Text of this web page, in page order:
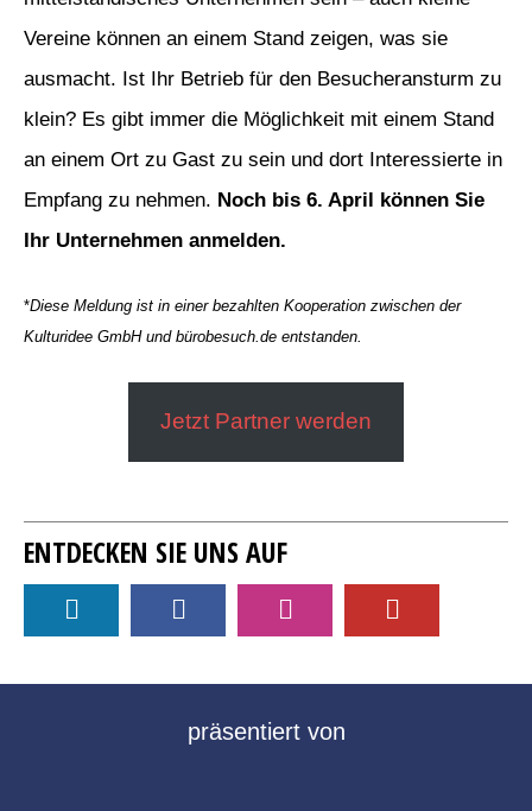
Vereine können an einem Stand zeigen, was sie
ausmacht. Ist Ihr Betrieb für den Besucheransturm zu
klein? Es gibt immer die Möglichkeit mit einem Stand
an einem Ort zu Gast zu sein und dort Interessierte in
Empfang zu nehmen. Noch bis 6. April können Sie
Ihr Unternehmen anmelden.
*Diese Meldung ist in einer bezahlten Kooperation zwischen der
Kulturidee GmbH und bürobesuch.de entstanden.
Jetzt Partner werden
ENTDECKEN SIE UNS AUF
präsentiert von